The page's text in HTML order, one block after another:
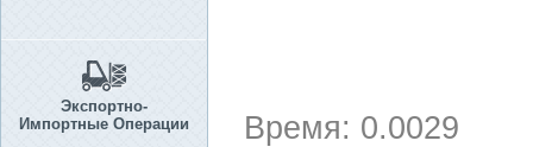
Экспортно-
Импортные Операции
Время: 0.0029